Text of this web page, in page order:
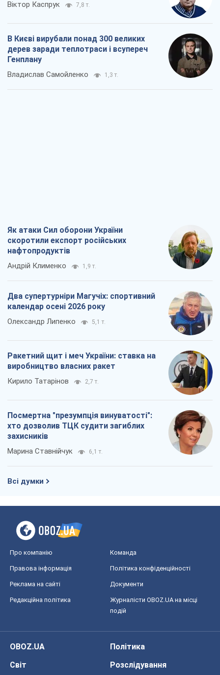
Віктор Каспрук 7,8 т.
В Києві вирубали понад 300 великих
дерев заради теплотраси і всупереч
Генплану
Владислав Самойленко 1,3 т.
Як атаки Сил оборони України
скоротили експорт російських
нафтопродуктів
Андрій Клименко 1,9 т.
Два супертурніри Магучіх: спортивний
календар осені 2026 року
Олександр Липенко 5,1 т.
Ракетний щит і меч України: ставка на
виробництво власних ракет
Кирило Татарінов 2,7 т.
Посмертна "презумпція винуватості":
хто дозволив ТЦК судити загиблих
захисників
Марина Ставнійчук 6,1 т.
Всі думки
Про компанію Команда
Правова інформація Політика конфіденційності
Реклама на сайті Документи
Редакційна політика
Журналісти OBOZ.UA на місці
подій
OBOZ.UA
Політика
Світ
Розслідування